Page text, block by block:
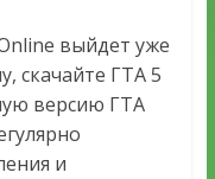
выйдет уже
скачайте ГТА 5
версию ГТА
и